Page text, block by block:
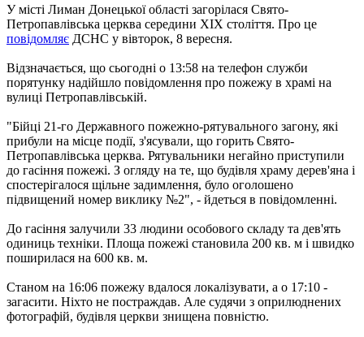
У місті Лиман Донецької області загорілася Свято-
Петропавлівська церква середини XIX століття. Про це
повідомляє ДСНС у вівторок, 8 вересня.
Відзначається, що сьогодні о 13:58 на телефон служби
порятунку надійшло повідомлення про пожежу в храмі на
вулиці Петропавлівській.
"Бійці 21-го Державного пожежно-рятувального загону, які
прибули на місце події, з'ясували, що горить Свято-
Петропавлівська церква. Рятувальники негайно приступили
до гасіння пожежі. З огляду на те, що будівля храму дерев'яна і
спостерігалося щільне задимлення, було оголошено
підвищений номер виклику №2", - йдеться в повідомленні.
До гасіння залучили 33 людини особового складу та дев'ять
одиниць техніки. Площа пожежі становила 200 кв. м і швидко
поширилася на 600 кв. м.
Станом на 16:06 пожежу вдалося локалізувати, а о 17:10 -
загасити. Ніхто не постраждав. Але судячи з оприлюднених
фотографій, будівля церкви знищена повністю.